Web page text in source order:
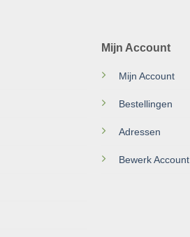
Mijn Account
Mijn Account
Bestellingen
Adressen
Bewerk Account